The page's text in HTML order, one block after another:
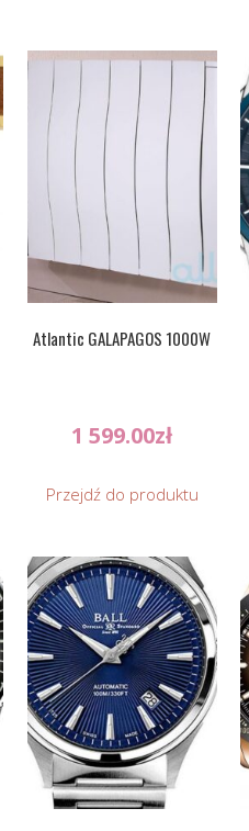
Atlantic GALAPAGOS 1000W
1 599.00zł
Przejdź do produktu